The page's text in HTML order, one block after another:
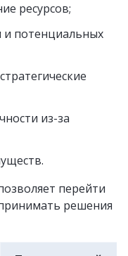
ресурсов;
и потенциальных
из-за
перейти
решения